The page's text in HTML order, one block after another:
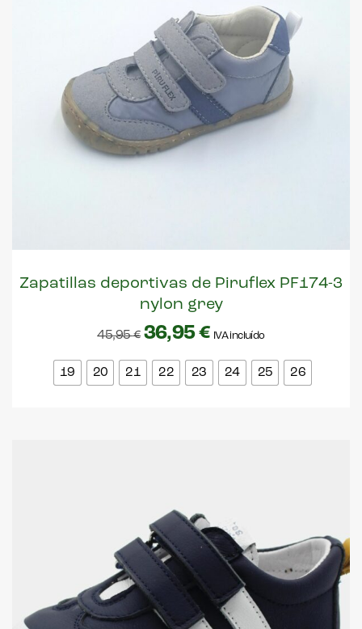
Zapatillas deportivas de Piruflex PF174-3
nylon grey
45,95€ 36,95€ IVA incluído
19 20 21 22 23 24 25 26